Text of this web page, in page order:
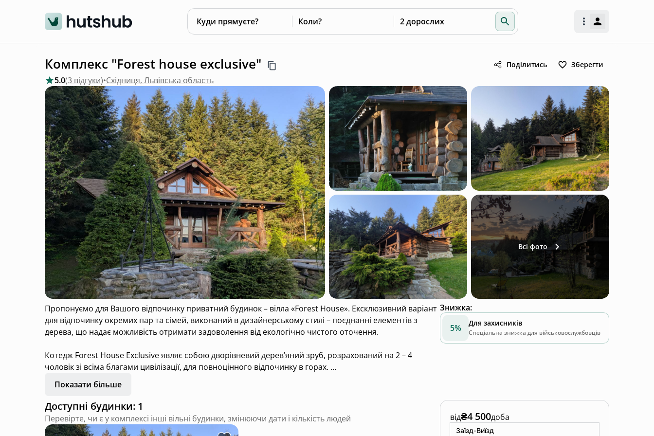
Куди прямуєте? Коли? 2 дорослих
Комплекс "Forest house exclusive" Поділитись Зберегти
5.0(3 відгуки)•Східниця, Львівська область
Всі фото
Пропонуємо для Вашого відпочинку приватний будинок – вілла «Forest House». Ексклюзивний варіант
для відпочинку окремих пар та сімей, виконаний в дизайнерському стилі – поєднанні елементів з
дерева, що надає можливість отримати задоволення від екологічно чистого оточення.
Котедж Forest House Exclusive являє собою дворівневий дерев’яний зруб, розрахований на 2 – 4
чоловік зі всіма благами цивілізації, для повноцінного відпочинку в горах.
Казковий відпочинок в Східниці подалі від міського шуму, але в межах курорту, під боком ліс і
дивовижна природа, ось тут за вікном, в безпосередній близькості до джерел № 25, 26.
Дворівневий котедж на 2-4 місця.
Показати більше
Знижка:
5%
Для захисників
Спеціальна знижка для військовослужбовців
Доступні будинки: 1
Перевірте, чи є у комплексі інші вільні будинки, змінюючи дати і кількість людей від₴4 500доба
Заїзд-Виїзд